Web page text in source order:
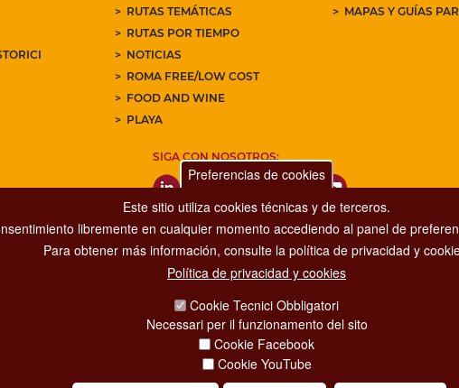
RUTAS TEMÁTICAS
RUTAS POR TIEMPO
NOTICIAS
ROMA FREE/LOW COST
FOOD AND WINE
PLAYA
MAPAS Y GUÍAS
SIGA CON NOSOTROS:
Dipartimento Grandi Eventi, Sport, Turismo e Moda.
Via di San Basilio, 51
00187 Roma
Preferencias de cookies
Este sitio utiliza cookies técnicas y de terceros.
libremente en cualquier momento accediendo al panel de
Para obtener más información, consulte la política de privacidad y
Política de privacidad y cookies
Cookie Tecnici Obbligatori
Necessari per il funzionamento del sito
Cookie Facebook
Cookie YouTube